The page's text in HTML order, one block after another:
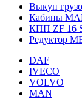
Выкуп
Кабины
КПП ZF 16
Редуктор
DAF
IVECO
VOLVO
MAN